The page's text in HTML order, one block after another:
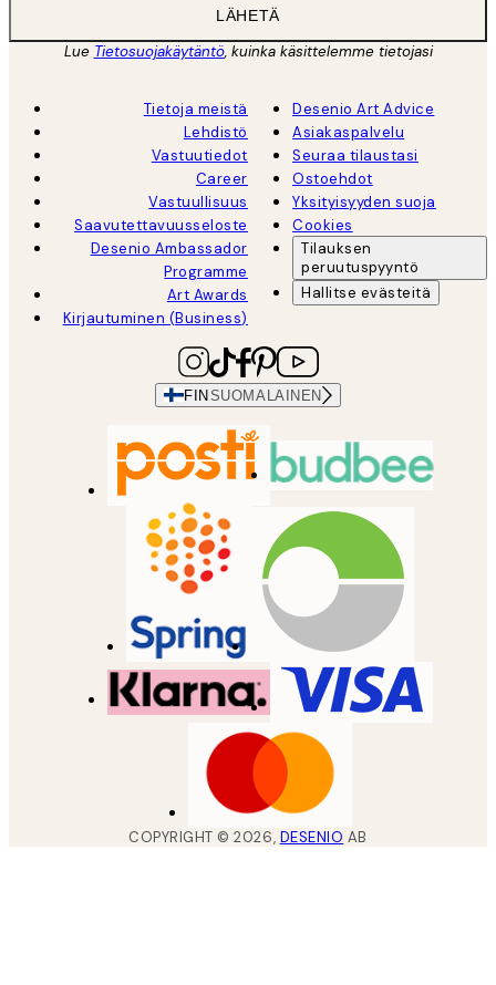
LÄHETÄ
Lue Tietosuojakäytäntö, kuinka käsittelemme tietojasi
Tietoja meistä
Lehdistö
Vastuutiedot
Career
Vastuullisuus
Saavutettavuusseloste
Desenio Ambassador
Programme
Art Awards
Kirjautuminen (Business)
Desenio Art Advice
Asiakaspalvelu
Seuraa tilaustasi
Ostoehdot
Yksityisyyden suoja
Cookies
Tilauksen
peruutuspyyntö
Hallitse evästeitä
FINSUOMALAINEN
COPYRIGHT ©2026, DESENIO AB